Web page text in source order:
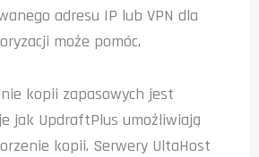
adresu IP lub VPN dla
może pomóc.
kopii zapasowych jest
jak UpdraftPlus umożliwiają
kopii. Serwery UltaHost